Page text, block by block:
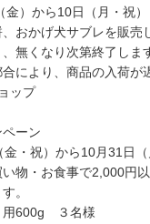
）から10日（月・祝）
かげ犬サブレを販売し
なり次第終了します
、商品の入荷が遅れ
ップ
ペーン
・祝）から10月31日
物・お食事で2,000円
。
用600g ３名様